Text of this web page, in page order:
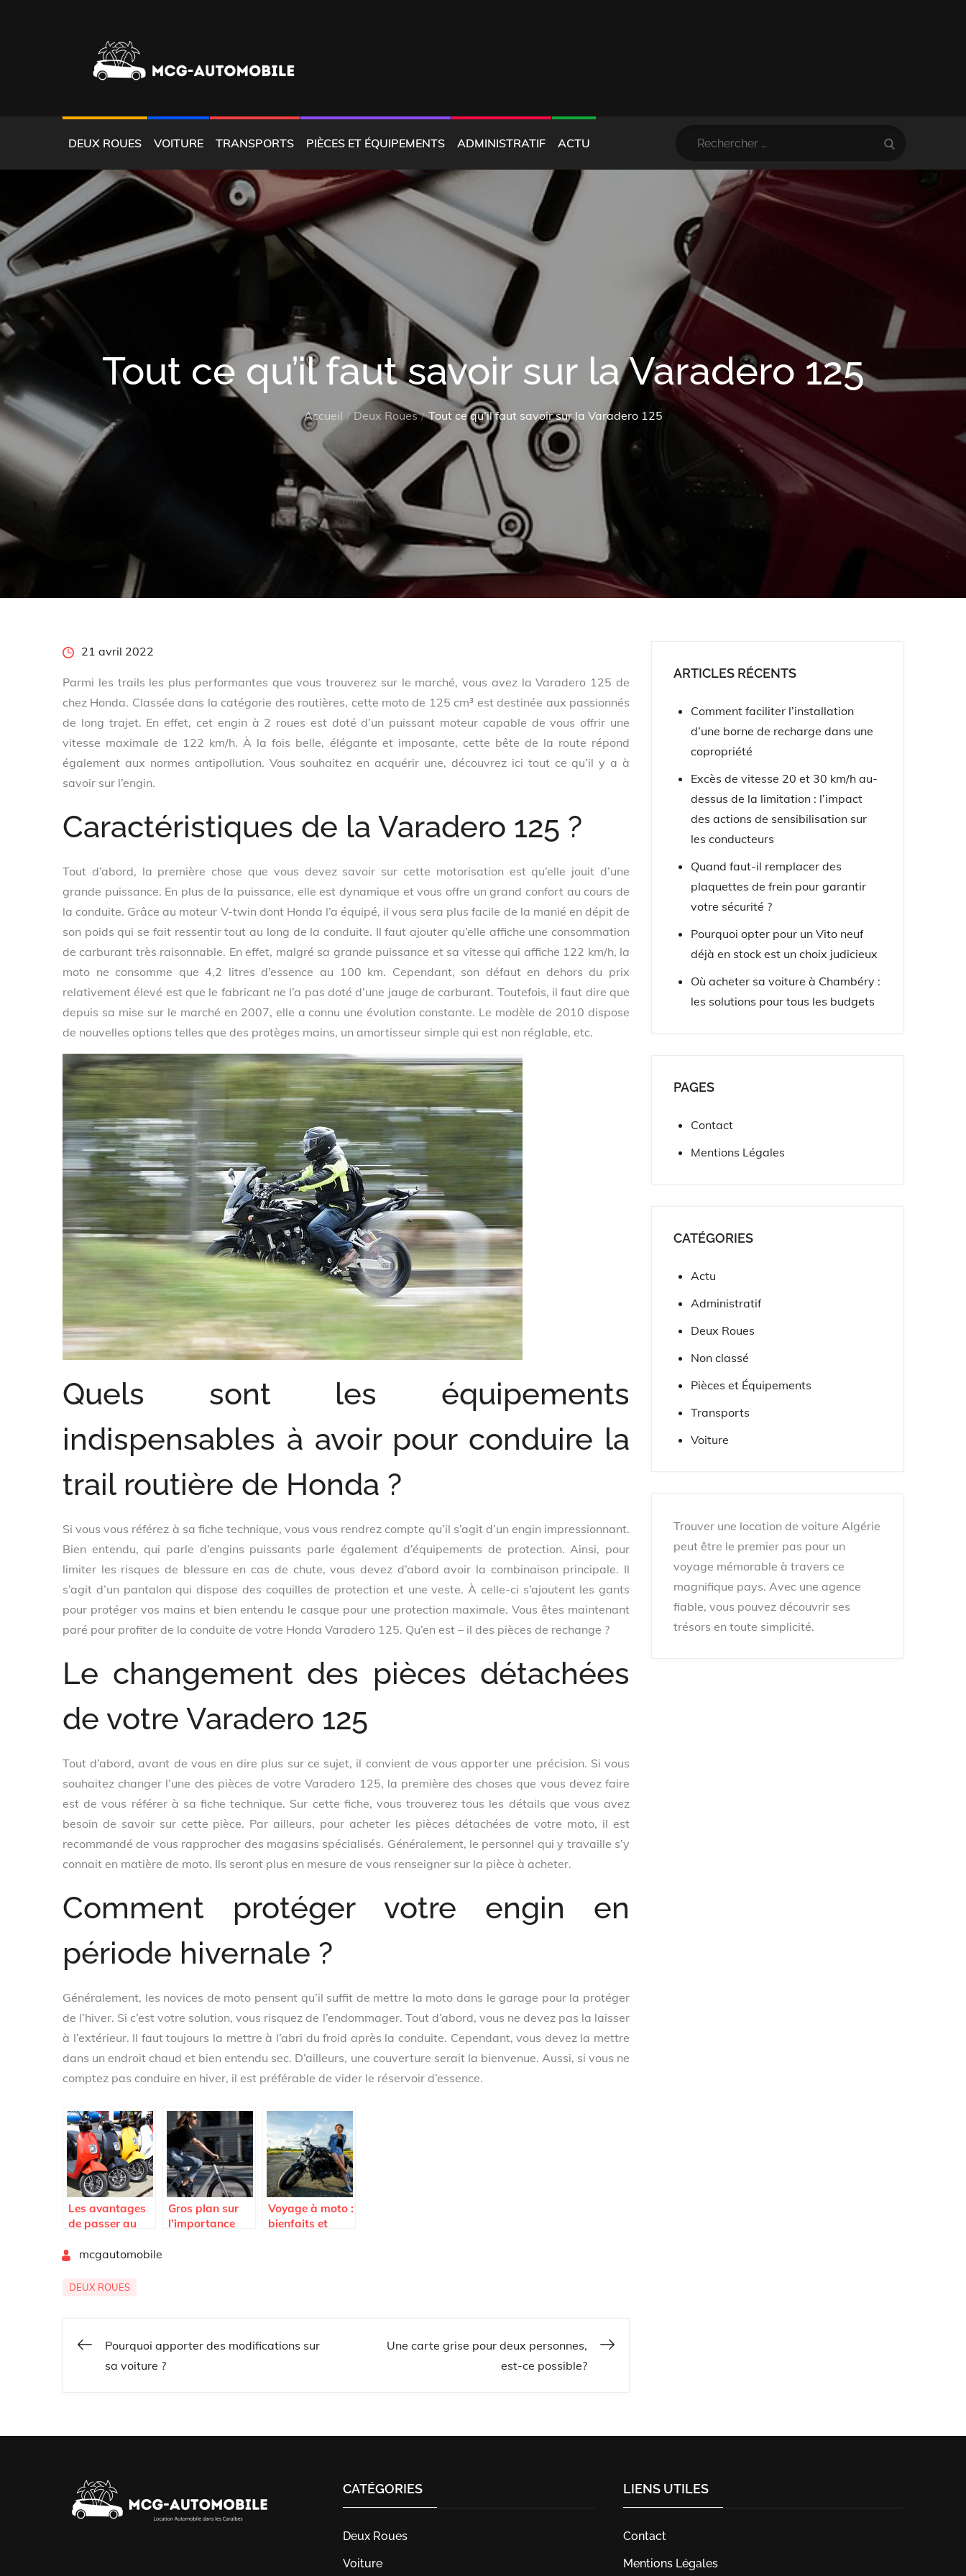
DEUX ROUES VOITURE TRANSPORTS PIÈCES ET ÉQUIPEMENTS ADMINISTRATIF ACTU
Tout ce qu’il faut savoir sur la Varadero 125
Accueil Deux Roues Tout ce qu’il faut savoir sur la Varadero 125
Posted21 avril 2022
Parmi les trails les plus performantes que vous trouverez sur le marché, vous avez la Varadero 125 de
chez Honda. Classée dans la catégorie des routières, cette moto de 125 cm³ est destinée aux passionnés
de long trajet. En effet, cet engin à 2 roues est doté d’un puissant moteur capable de vous offrir une
vitesse maximale de 122 km/h. À la fois belle, élégante et imposante, cette bête de la route répond
également aux normes antipollution. Vous souhaitez en acquérir une, découvrez ici tout ce qu’il y a à
savoir sur l’engin.
Caractéristiques de la Varadero 125 ?
Tout d’abord, la première chose que vous devez savoir sur cette motorisation est qu’elle jouit d’une
grande puissance. En plus de la puissance, elle est dynamique et vous offre un grand confort au cours de
la conduite. Grâce au moteur V-twin dont Honda l’a équipé, il vous sera plus facile de la manié en dépit de
son poids qui se fait ressentir tout au long de la conduite. Il faut ajouter qu’elle affiche une consommation
de carburant très raisonnable. En effet, malgré sa grande puissance et sa vitesse qui affiche 122 km/h, la
moto ne consomme que 4,2 litres d’essence au 100 km. Cependant, son défaut en dehors du prix
relativement élevé est que le fabricant ne l’a pas doté d’une jauge de carburant. Toutefois, il faut dire que
depuis sa mise sur le marché en 2007, elle a connu une évolution constante. Le modèle de 2010 dispose
de nouvelles options telles que des protèges mains, un amortisseur simple qui est non réglable, etc.
Quels sont les équipements
indispensables à avoir pour conduire la
trail routière de Honda ?
Si vous vous référez à sa fiche technique, vous vous rendrez compte qu’il s’agit d’un engin impressionnant.
Bien entendu, qui parle d’engins puissants parle également d’équipements de protection. Ainsi, pour
limiter les risques de blessure en cas de chute, vous devez d’abord avoir la combinaison principale. Il
s’agit d’un pantalon qui dispose des coquilles de protection et une veste. À celle-ci s’ajoutent les gants
pour protéger vos mains et bien entendu le casque pour une protection maximale. Vous êtes maintenant
paré pour profiter de la conduite de votre Honda Varadero 125. Qu’en est – il des pièces de rechange ?
Le changement des pièces détachées
de votre Varadero 125
Tout d’abord, avant de vous en dire plus sur ce sujet, il convient de vous apporter une précision. Si vous
souhaitez changer l’une des pièces de votre Varadero 125, la première des choses que vous devez faire
est de vous référer à sa fiche technique. Sur cette fiche, vous trouverez tous les détails que vous avez
besoin de savoir sur cette pièce. Par ailleurs, pour acheter les pièces détachées de votre moto, il est
recommandé de vous rapprocher des magasins spécialisés. Généralement, le personnel qui y travaille s’y
connait en matière de moto. Ils seront plus en mesure de vous renseigner sur la pièce à acheter.
Comment protéger votre engin en
période hivernale ?
Généralement, les novices de moto pensent qu’il suffit de mettre la moto dans le garage pour la protéger
de l’hiver. Si c’est votre solution, vous risquez de l’endommager. Tout d’abord, vous ne devez pas la laisser
à l’extérieur. Il faut toujours la mettre à l’abri du froid après la conduite. Cependant, vous devez la mettre
dans un endroit chaud et bien entendu sec. D’ailleurs, une couverture serait la bienvenue. Aussi, si vous ne
comptez pas conduire en hiver, il est préférable de vider le réservoir d’essence.
Les avantages
de passer au
electrique
Gros plan sur
l’importance
Voyage à moto :
bienfaits et
mcgautomobile
DEUX ROUES
Navigation
l’article
Pourquoi apporter des modifications sur
sa voiture ?
Une carte grise pour deux personnes,
est-ce possible?
ARTICLES RÉCENTS
Comment faciliter l’installation
d’une borne de recharge dans une
copropriété
Excès de vitesse 20 et 30 km/h au-
dessus de la limitation : l’impact
des actions de sensibilisation sur
les conducteurs
Quand faut-il remplacer des
plaquettes de frein pour garantir
votre sécurité ?
Pourquoi opter pour un Vito neuf
déjà en stock est un choix judicieux
Où acheter sa voiture à Chambéry :
les solutions pour tous les budgets
PAGES
Contact
Mentions Légales
CATÉGORIES
Actu
Administratif
Deux Roues
Non classé
Pièces et Équipements
Transports
Voiture
Trouver une location de voiture Algérie
peut être le premier pas pour un
voyage mémorable à travers ce
magnifique pays. Avec une agence
fiable, vous pouvez découvrir ses
trésors en toute simplicité.
CATÉGORIES
Deux Roues
Voiture
LIENS UTILES
Contact
Mentions Légales